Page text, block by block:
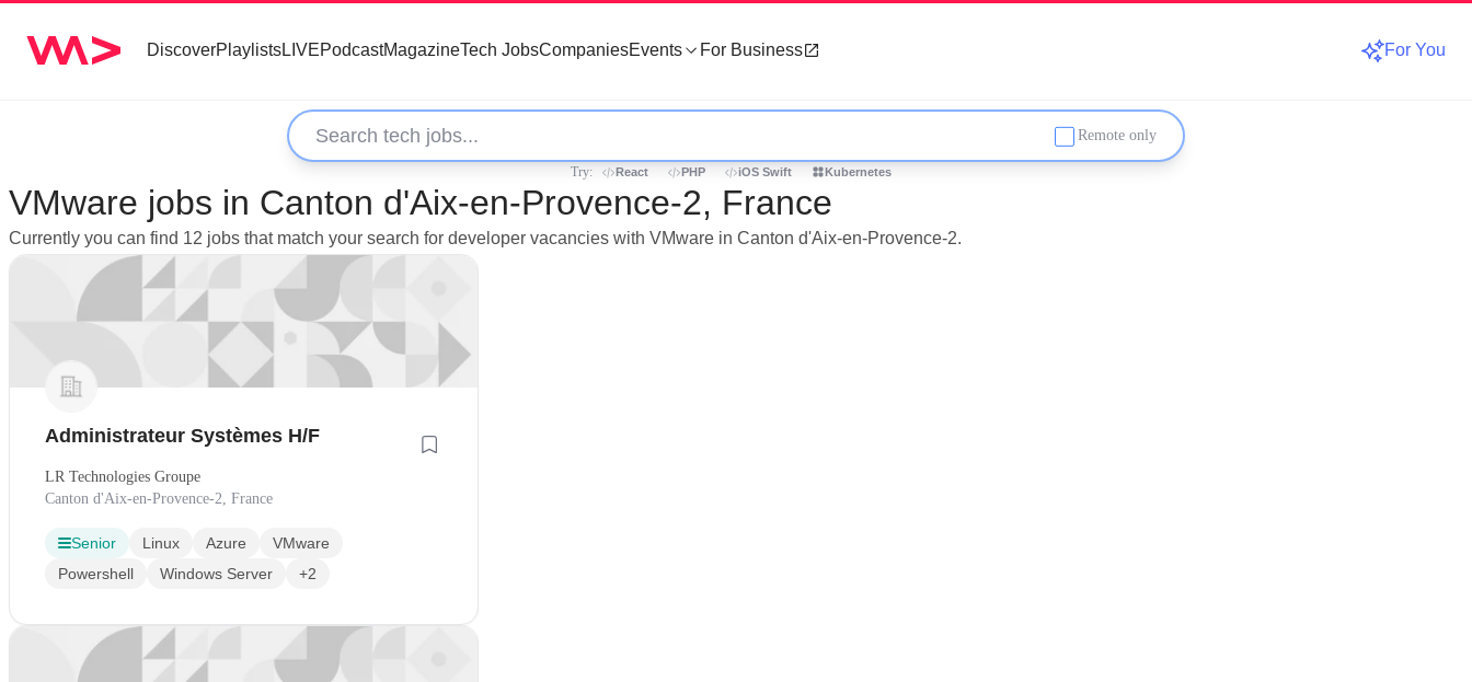
DiscoverPlaylistsLIVEPodcastMagazineTech JobsCompaniesEvents For Business For You
Remote only
Try: React PHP iOS Swift Kubernetes
VMware jobs in Canton d'Aix-en-Provence-2, France
Currently you can find 12 jobs that match your search for developer vacancies with VMware in Canton d'Aix-en-Provence-2.
Administrateur Systèmes H/F
LR Technologies Groupe
Canton d'Aix-en-Provence-2, France
Senior Linux Azure
VMware
Powershell
Windows Server +2